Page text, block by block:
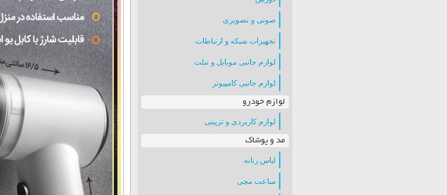
صوتی و تصویری
تجهیزات شبکه و ارتباطات
لوازم جانبی موبایل و تبلت
لوازم جانبی کامپیوتر
لوازم خودرو
لوازم کاربردی و تزیینی
مد و پوشاک
لباس زنانه
ساعت مچی